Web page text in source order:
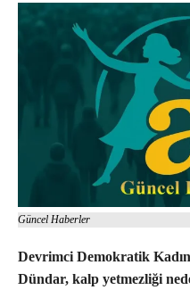
Güncel Haberler
Devrimci Demokratik
Dündar, kalp yetmezliği